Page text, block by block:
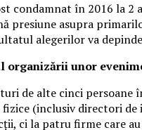
condamnat în 2016
presiune asupra
alegerilor va
unor
de alte cinci
(inclusiv directori
ci la patru firme care